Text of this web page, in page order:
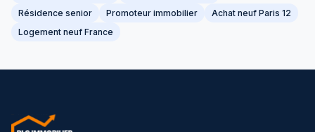
Résidence senior
Promoteur immobilier
Achat neuf Paris 12
Logement neuf France